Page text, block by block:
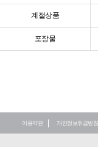
계절상품
포장물
이용약관 개인정보취급방침